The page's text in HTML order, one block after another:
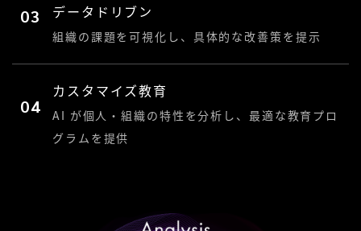
03 データドリブン
組織の課題を可視化し、具体的な改善策を提示
04
カスタマイズ教育
AI が個人・組織の特性を分析し、最適な教育プロ
グラムを提供